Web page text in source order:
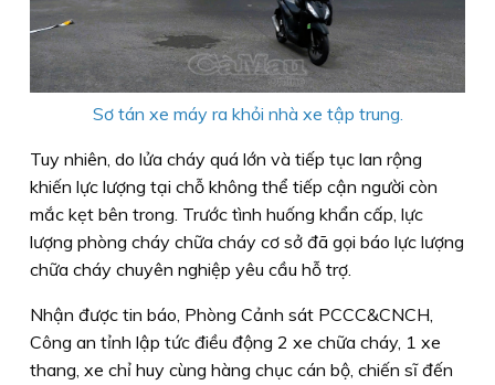
Sơ tán xe máy ra khỏi nhà xe tập trung.
Tuy nhiên, do lửa cháy quá lớn và tiếp tục lan rộng
khiến lực lượng tại chỗ không thể tiếp cận người còn
mắc kẹt bên trong. Trước tình huống khẩn cấp, lực
lượng phòng cháy chữa cháy cơ sở đã gọi báo lực lượng
chữa cháy chuyên nghiệp yêu cầu hỗ trợ.
Nhận được tin báo, Phòng Cảnh sát PCCC&CNCH,
Công an tỉnh lập tức điều động 2 xe chữa cháy, 1 xe
thang, xe chỉ huy cùng hàng chục cán bộ, chiến sĩ đến